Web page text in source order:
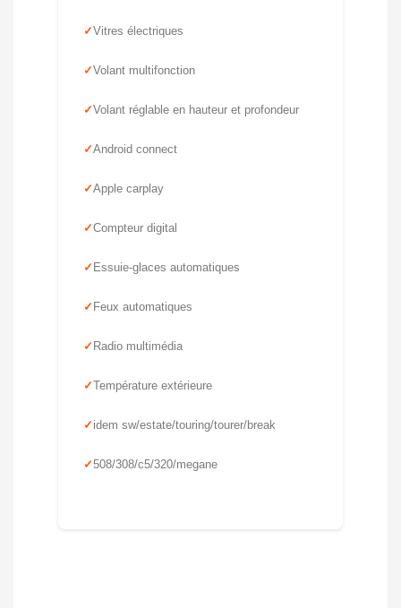
Vitres électriques
Volant multifonction
Volant réglable en hauteur et profondeur
Android connect
Apple carplay
Compteur digital
Essuie-glaces automatiques
Feux automatiques
Radio multimédia
Température extérieure
idem sw/estate/touring/tourer/break
508/308/c5/320/megane